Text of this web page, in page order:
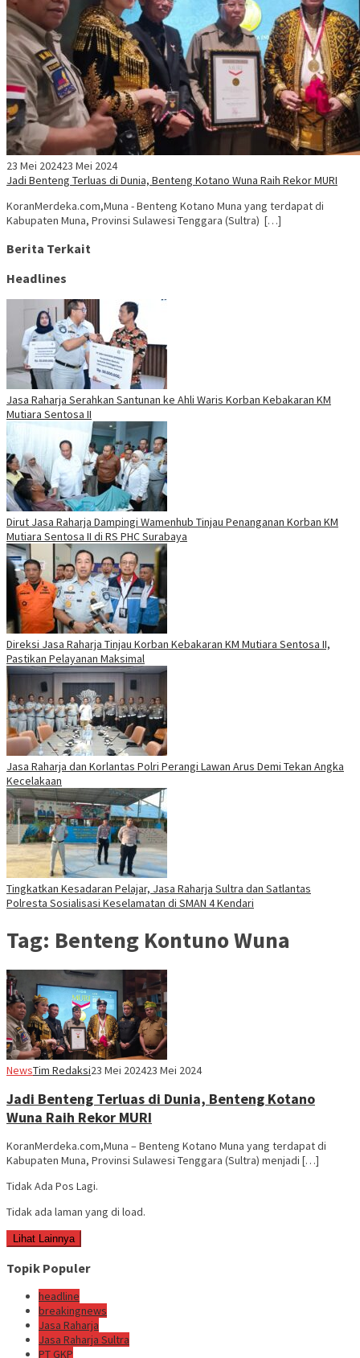
23 Mei 202423 Mei 2024
Jadi Benteng Terluas di Dunia, Benteng Kotano Wuna Raih Rekor MURI
KoranMerdeka.com,Muna - Benteng Kotano Muna yang terdapat di
Kabupaten Muna, Provinsi Sulawesi Tenggara (Sultra) […]
Berita Terkait
Headlines
Jasa Raharja Serahkan Santunan ke Ahli Waris Korban Kebakaran KM
Mutiara Sentosa II
Dirut Jasa Raharja Dampingi Wamenhub Tinjau Penanganan Korban KM
Mutiara Sentosa II di RS PHC Surabaya
Direksi Jasa Raharja Tinjau Korban Kebakaran KM Mutiara Sentosa II,
Pastikan Pelayanan Maksimal
Jasa Raharja dan Korlantas Polri Perangi Lawan Arus Demi Tekan Angka
Kecelakaan
Tingkatkan Kesadaran Pelajar, Jasa Raharja Sultra dan Satlantas
Polresta Sosialisasi Keselamatan di SMAN 4 Kendari
Tag: Benteng Kontuno Wuna
NewsTim Redaksi23 Mei 202423 Mei 2024
Jadi Benteng Terluas di Dunia, Benteng Kotano
Wuna Raih Rekor MURI
KoranMerdeka.com,Muna – Benteng Kotano Muna yang terdapat di
Kabupaten Muna, Provinsi Sulawesi Tenggara (Sultra) menjadi […]
Tidak Ada Pos Lagi.
Tidak ada laman yang di load.
Lihat Lainnya
Topik Populer
headline
breakingnews
Jasa Raharja
Jasa Raharja Sultra
PT GKP